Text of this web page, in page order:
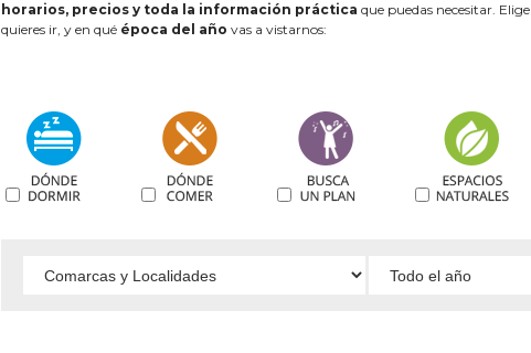
horarios, precios y toda la información práctica que puedas necesitar. Elige
quieres ir, y en qué época del año vas a vistarnos: